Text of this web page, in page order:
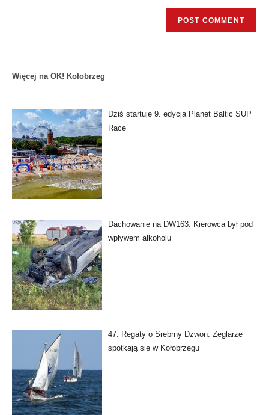
Więcej na OK! Kołobrzeg
Dziś startuje 9. edycja Planet Baltic SUP
Race
Dachowanie na DW163. Kierowca był pod
wpływem alkoholu
47. Regaty o Srebrny Dzwon. Żeglarze
spotkają się w Kołobrzegu